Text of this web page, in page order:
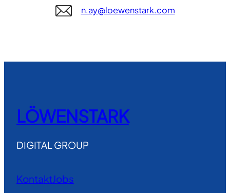
n.ay@loewenstark.com
LÖWENSTARK
DIGITAL GROUP
KontaktJobs